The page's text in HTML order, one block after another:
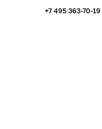
+7 495 363-70-19